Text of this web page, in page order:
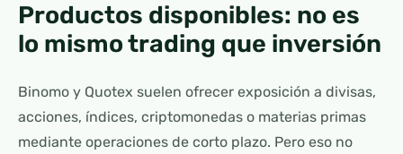
Productos disponibles: no es
lo mismo trading que inversión
Binomo y Quotex suelen ofrecer exposición a divisas,
acciones, índices, criptomonedas o materias primas
mediante operaciones de corto plazo. Pero eso no